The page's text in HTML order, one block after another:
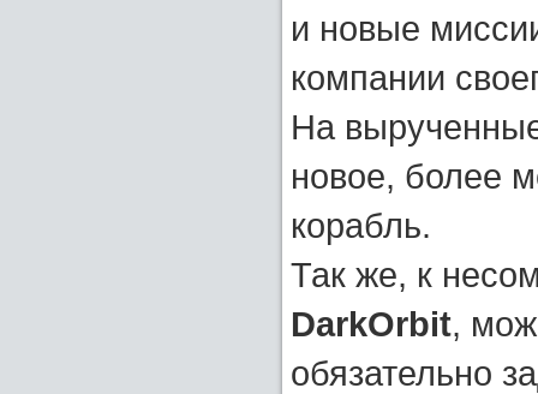
и новые
компании
На
новое, более
корабль.
Так же, к
DarkOrbit,
обязательно